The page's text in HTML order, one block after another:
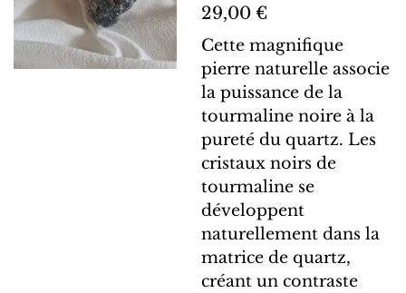
29,00 €
Cette magnifique
pierre naturelle associe
la puissance de la
tourmaline noire à la
pureté du quartz. Les
cristaux noirs de
tourmaline se
développent
naturellement dans la
matrice de quartz,
créant un contraste